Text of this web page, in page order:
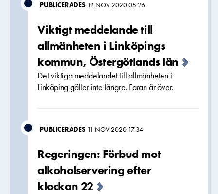
PUBLICERADES 12 NOV 2020 05:26
Viktigt meddelande till
allmänheten i Linköpings
kommun, Östergötlands län
Det viktiga meddelandet till allmänheten i
Linköping gäller inte längre. Faran är över.
PUBLICERADES 11 NOV 2020 17:34
Regeringen: Förbud mot
alkoholservering efter
klockan 22